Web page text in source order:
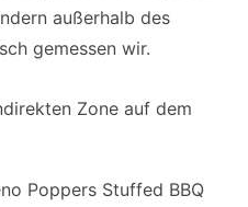
außerhalb des
gemessen wir.
Poppers Stuffed BBQ